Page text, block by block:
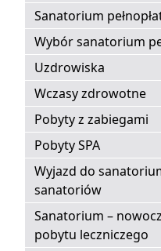
Sanatorium
Wybór sanatorium
Uzdrowiska
Wczasy zdrowotne
Pobyty z zabiegami
Pobyty SPA
Wyjazd do
sanatoriów
Sanatorium –
pobytu leczniczego